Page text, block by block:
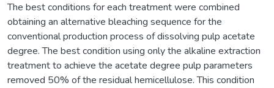
The best conditions for each treatment were combined
obtaining an alternative bleaching sequence for the
conventional production process of dissolving pulp acetate
degree. The best condition using only the alkaline extraction
treatment to achieve the acetate degree pulp parameters
removed 50% of the residual hemicellulose. This condition